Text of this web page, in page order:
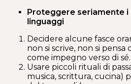
Proteggere seriamente i
linguaggi
Decidere alcune fasce
non si scrive, non si
come impegno verso di sé.
Usare piccoli rituali di
musica, scrittura, cucina)